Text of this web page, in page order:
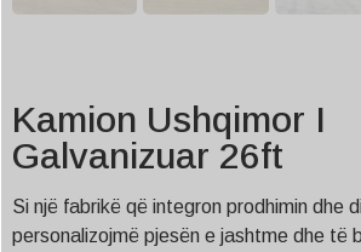
Kamion Ushqimor I
Galvanizuar 26ft
Si një fabrikë që integron prodhimin dhe
personalizojmë pjesën e jashtme dhe të